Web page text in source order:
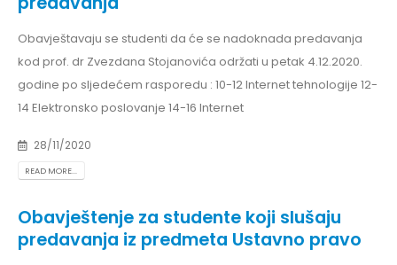
Obavještavaju se studenti da će se nadoknada predavanja
kod prof. dr Zvezdana Stojanovića održati u petak 4.12.2020.
godine po sljedećem rasporedu : 10-12 Internet tehnologije 12-
14 Elektronsko poslovanje 14-16 Internet
28/11/2020
READ MORE...
Obavještenje za studente koji slušaju
predavanja iz predmeta Ustavno pravo